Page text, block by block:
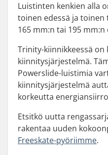
Luistinten kenkien alla
toinen edessä ja toinen
165 mm:n tai 195 mm:n
Trinity-kiinnikkeessä on
kiinnitysjärjestelmä.
Powerslide-luistimia
kiinnitysjärjestelmä
korkeutta
Etsitkö uutta
rakentaa uuden
Freeskate-pyöriimme.